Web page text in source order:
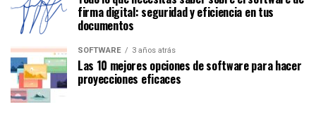
firma digital: seguridad y eficiencia en tus
documentos
SOFTWARE 3 años atrás
Las 10 mejores opciones de software para hacer
proyecciones eficaces